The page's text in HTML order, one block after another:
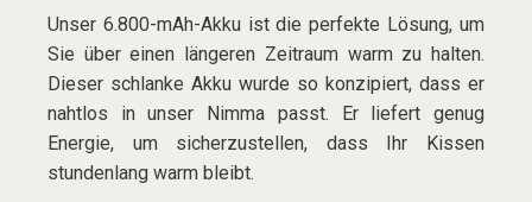
Unser 6.800-mAh-Akku ist die perfekte Lösung, um
Sie über einen längeren Zeitraum warm zu halten.
Dieser schlanke Akku wurde so konzipiert, dass er
nahtlos in unser Nimma passt. Er liefert genug
Energie, um sicherzustellen, dass Ihr Kissen
stundenlang warm bleibt.